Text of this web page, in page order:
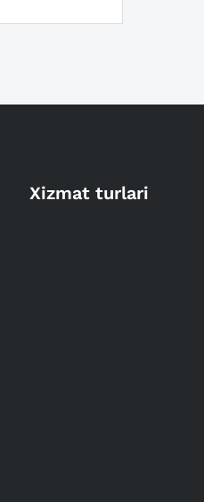
Xizmat turlari